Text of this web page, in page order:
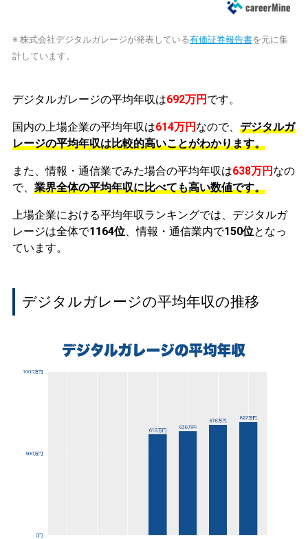
※ 株式会社デジタルガレージが発表している有価証券報告書を元に集
計しています。
デジタルガレージの平均年収は692万円 です。
国内の上場企業の平均年収は614万円 なので、 デジタルガ
レージの平均年収は比較的高いことがわかります。
また、情報・通信業でみた場合の平均年収は638万円 なの
で、 業界全体の平均年収に比べても高い数値です。
上場企業における平均年収ランキングでは、デジタルガ
レージは全体で1164位、情報・通信業内で150位となっ
ています。
デジタルガレージの平均年収の推移